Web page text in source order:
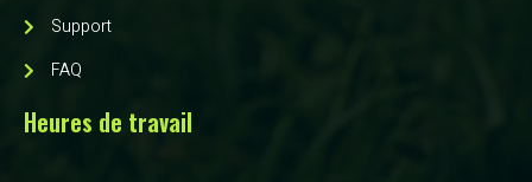
Support
FAQ
Heures de travail